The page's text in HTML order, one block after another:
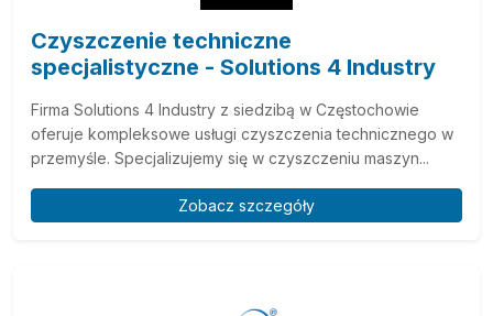
Czyszczenie techniczne
specjalistyczne - Solutions 4 Industry
Firma Solutions 4 Industry z siedzibą w Częstochowie
oferuje kompleksowe usługi czyszczenia technicznego w
przemyśle. Specjalizujemy się w czyszczeniu maszyn...
Zobacz szczegóły